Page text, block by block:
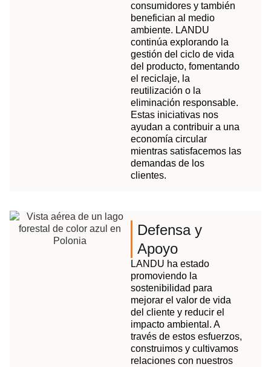
consumidores y también
benefician al medio
ambiente. LANDU
continúa explorando la
gestión del ciclo de vida
del producto, fomentando
el reciclaje, la
reutilización o la
eliminación responsable.
Estas iniciativas nos
ayudan a contribuir a una
economía circular
mientras satisfacemos las
demandas de los
clientes.
Defensa y
Apoyo
LANDU ha estado
promoviendo la
sostenibilidad para
mejorar el valor de vida
del cliente y reducir el
impacto ambiental. A
través de estos esfuerzos,
construimos y cultivamos
relaciones con nuestros